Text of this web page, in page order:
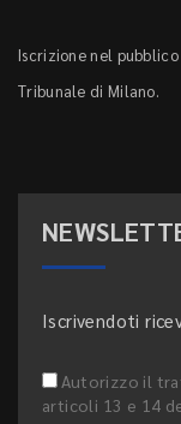
Iscrizione nel
Tribunale di Milano.
Iscrivendoti
Autorizzo il
articoli 13 e 14